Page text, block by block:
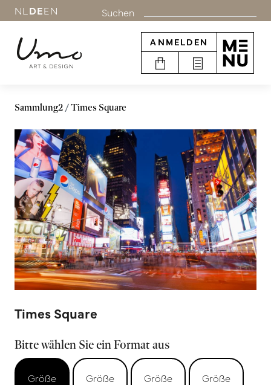
NL DEEN Suchen
ANMELDEN
Sammlung2 Times Square
Times Square
Bitte wählen Sie ein Format aus
Größe
Größe
Größe
Größe